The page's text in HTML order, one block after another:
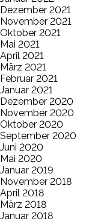
Dezember 2021
November 2021
Oktober 2021
Mai 2021
April 2021
März 2021
Februar 2021
Januar 2021
Dezember 2020
November 2020
Oktober 2020
September 2020
Juni 2020
Mai 2020
Januar 2019
November 2018
April 2018
März 2018
Januar 2018